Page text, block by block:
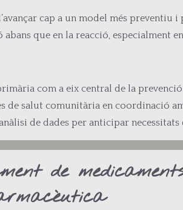
cap a un model més
abans que en la reacció,
com a eix central de la
de salut comunitària en coordinació
de dades per anticipar
de